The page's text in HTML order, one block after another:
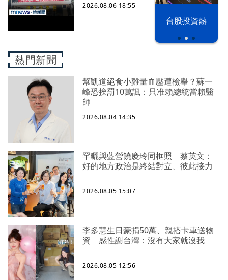
台股投資熱
2026.08.06 18:55
熱門新聞
幫凱道絕食小雞量血壓遭檢舉？蘇一
峰恐挨罰10萬諷：只准賴總統當賴醫
師
2026.08.04 14:35
罕曬與藍營饒慶玲同框照 蔡英文：
好的地方政治是終結對立、彼此接力
2026.08.05 15:07
李多慧生日豪捐50萬、親搭卡車送物
資 感性謝台灣：沒有大家就沒我
2026.08.05 12:56